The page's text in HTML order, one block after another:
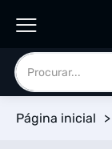
Página inicial >